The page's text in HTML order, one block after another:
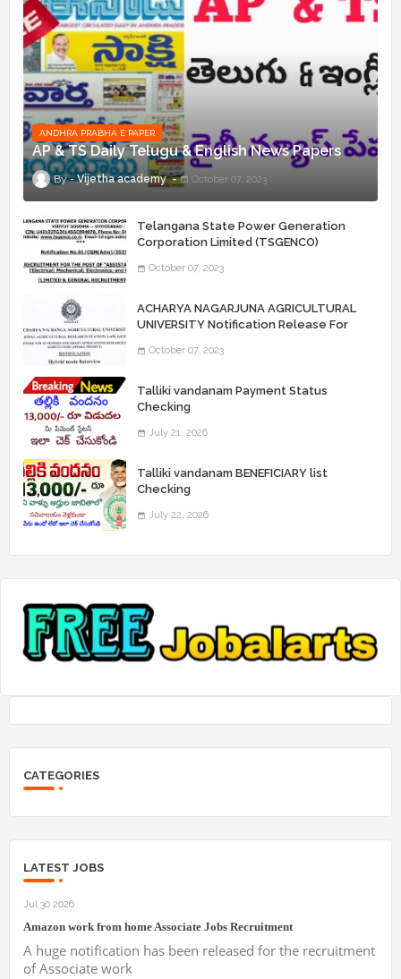
ANDHRA PRABHA E PAPER
AP & TS Daily Telugu & English News Papers
Vijetha academy October 07, 2023
Telangana State Power Generation
Corporation Limited (TSGENCO)
“Assistant Engineers" Posts
October 07, 2023
ACHARYA NAGARJUNA AGRICULTURAL
UNIVERSITY Notification Release For
October 07, 2023
Talliki vandanam Payment Status
Checking
July 21, 2026
Talliki vandanam BENEFICIARY list
Checking
July 22, 2026
CATEGORIES
LATEST JOBS
Jul 30 2026
Amazon work from home Associate Jobs Recruitment
A huge notification has been released for the recruitment
of Associate work